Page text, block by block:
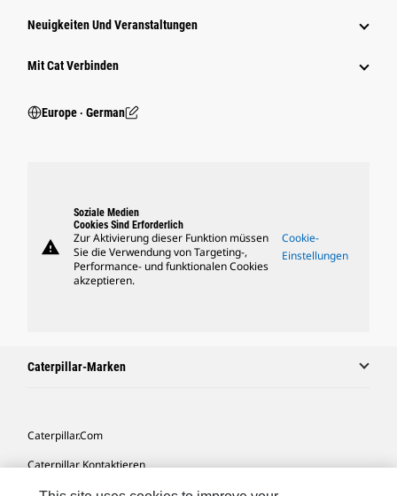
Neuigkeiten Und Veranstaltungen
Mit Cat Verbinden
Europe ‧ German
warning
Soziale Medien
Cookies Sind Erforderlich
Zur Aktivierung dieser Funktion müssen
Sie die Verwendung von Targeting-,
Performance- und funktionalen Cookies
akzeptieren.
Cookie-
Einstellungen
Caterpillar-Marken
Caterpillar.com
Caterpillar Kontaktieren